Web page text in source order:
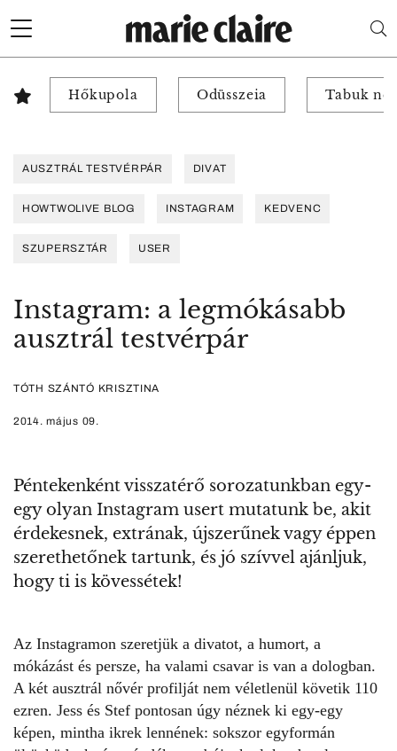
Hőkupola Odüsszeia Tabuk
AUSZTRÁL TESTVÉRPÁR DIVAT
HOWTWOLIVE BLOG INSTAGRAM KEDVENC
SZUPERSZTÁR USER
Instagram: a legmókásabb
ausztrál testvérpár
TÓTH SZÁNTÓ KRISZTINA
2014. május 09.
Péntekenként visszatérő sorozatunkban egy-
egy olyan Instagram usert mutatunk be, akit
érdekesnek, extrának, újszerűnek vagy éppen
szerethetőnek tartunk, és jó szívvel ajánljuk,
hogy ti is kövessétek!
Az Instagramon szeretjük a divatot, a humort, a
mókázást és persze, ha valami csavar is van a dologban.
A két ausztrál nővér profilját nem véletlenül követik 110
ezren. Jess és Stef pontosan úgy néznek ki egy-egy
képen, mintha ikrek lennének: sokszor egyformán